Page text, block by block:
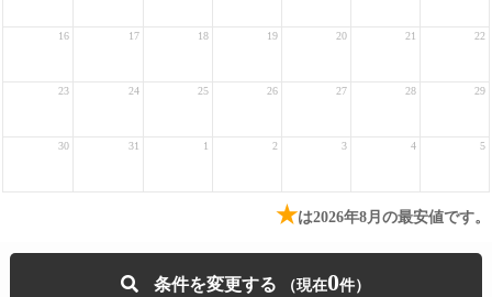
16 17 18 19 20 21 22
23 24 25 26 27 28 29
30 31 1 2 3 4 5
★は2026年8月の最安値です。
条件を変更する 0